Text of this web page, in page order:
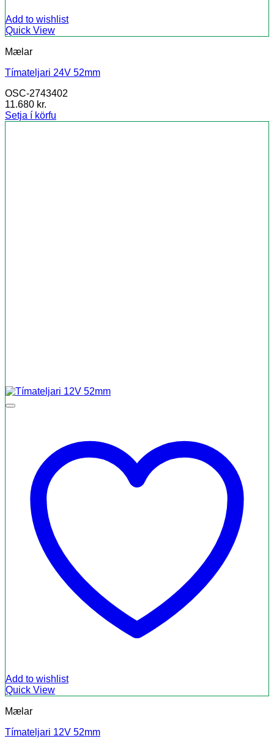
Add to wishlist
Quick View
Mælar
Tímateljari 24V 52mm
OSC-2743402
11.680 kr.
Setja í körfu
Add to wishlist
Quick View
Mælar
Tímateljari 12V 52mm